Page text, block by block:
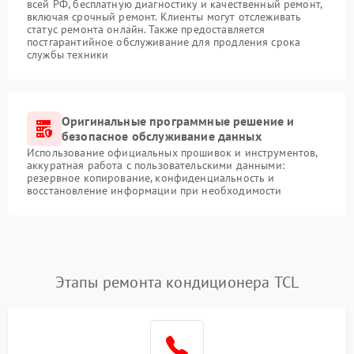
всей РФ, бесплатную диагностику и качественный ремонт,
включая срочный ремонт. Клиенты могут отслеживать
статус ремонта онлайн. Также предоставляется
постгарантийное обслуживание для продления срока
службы техники
Оригинальные программные решение и
безопасное обслуживание данных
Использование официальных прошивок и инструментов,
аккуратная работа с пользовательскими данными:
резервное копирование, конфиденциальность и
восстановление информации при необходимости
Этапы ремонта кондиционера TCL